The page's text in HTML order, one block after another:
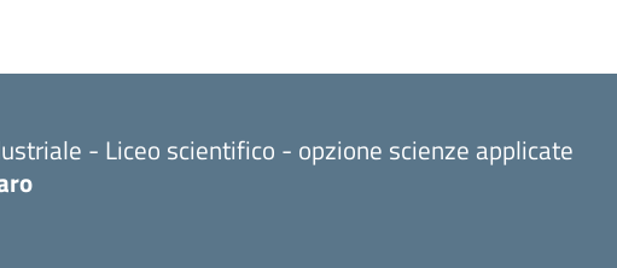
- Liceo scientifico - opzione scienze applicate